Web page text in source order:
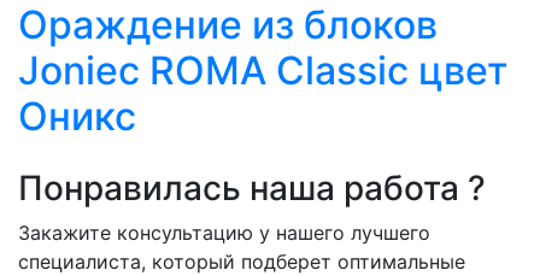
Ораждение из блоков
Joniec ROMA Classic цвет
Оникс
Понравилась наша работа ?
Закажите консультацию у нашего лучшего
специалиста, который подберет оптимальные